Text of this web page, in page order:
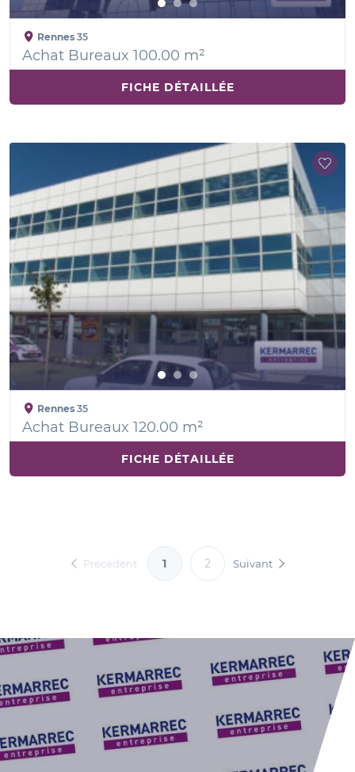
Rennes 35
Achat Bureaux 100.00 m²
FICHE DÉTAILLÉE
Rennes 35
Achat Bureaux 120.00 m²
FICHE DÉTAILLÉE
Précédent 1 2 Suivant